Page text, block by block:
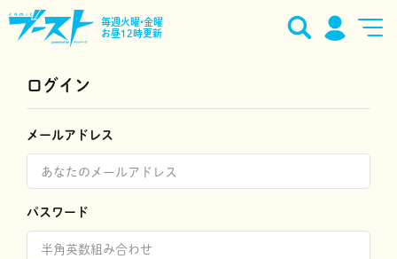
毎週火曜•金曜
お昼12時更新
ログイン
メールアドレス
パスワード